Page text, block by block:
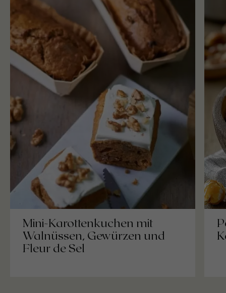
Mini-Karottenkuchen mit
Walnüssen, Gewürzen und
Fleur de Sel